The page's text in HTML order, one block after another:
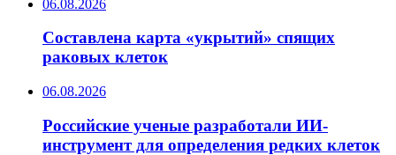
06.08.2026
Составлена карта «укрытий» спящих
раковых клеток
06.08.2026
Российские ученые разработали ИИ-
инструмент для определения редких клеток